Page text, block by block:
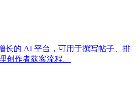
长的 AI 平台，可用于撰写帖子、排
创作者获客流程。